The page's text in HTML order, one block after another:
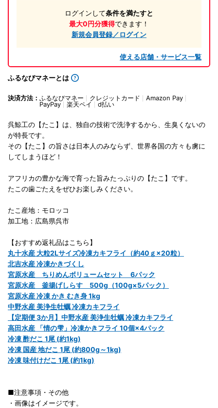
ログインして条件を満たすと
最大0円分獲得できます！
新規会員登録／ログイン
使える店舗・サービス一覧
ふるなびマネーとは
決済方法： ふるなびマネー クレジットカード
Amazon Pay
PayPay
楽天ペイ d払い
呉鯨工の【たこ】は、独自の技術で洗浄するから、生臭くないの
が特長です。
その【たこ】の旨さは日本人のみならず、世界各国の方々も虜に
してしまうほど！
アフリカの豊かな海で育った旨みたっぷりの【たこ】です。
たこの歯ごたえをぜひお楽しみください。
たこ産地：モロッコ
加工地：広島県呉市
【おすすめ返礼品はこちら】
丸十水産 大粒2Lサイズ冷凍カキフライ（約40ｇ×20粒）
北吉水産 冷凍かきづくし
宮原水産 ちりめんボリュームセット 6パック
宮原水産 釜揚げしらす 500g（100g×5パック）
宮原水産 冷凍 かき むき身 1kg
中野水産 美浄生牡蠣 冷凍カキフライ
【定期便 3か月】中野水産 美浄生牡蠣 冷凍カキフライ
高田水産 「情の雫」冷凍かきフライ 10個×4パック
冷凍 酢だこ 1尾 (約1kg)
冷凍 国産 地だこ 1尾 (約800g～1kg)
冷凍 味付けだこ 1尾 (約1kg)
■注意事項・その他
・画像はイメージです。